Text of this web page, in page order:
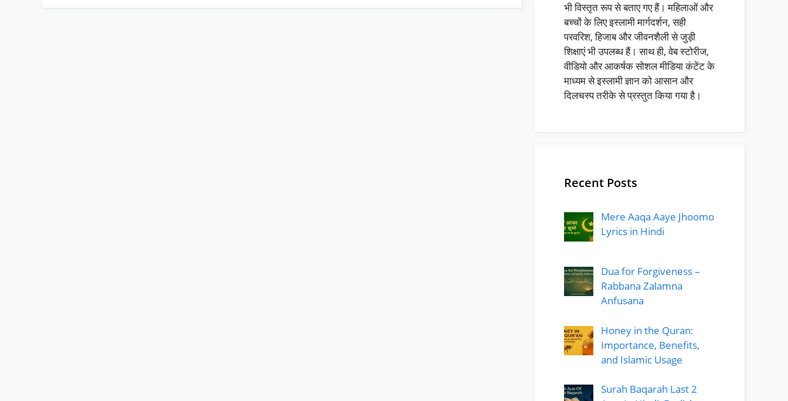
भी विस्तृत रूप से बताए गए हैं। महिलाओं और
बच्चों के लिए इस्लामी मार्गदर्शन, सही
परवरिश, हिजाब और जीवनशैली से जुड़ी
शिक्षाएं भी उपलब्ध हैं। साथ ही, वेब स्टोरीज,
वीडियो और आकर्षक सोशल मीडिया कंटेंट के
माध्यम से इस्लामी ज्ञान को आसान और
दिलचस्प तरीके से प्रस्तुत किया गया है।
Recent Posts
Mere Aaqa Aaye Jhoomo
Lyrics in Hindi
Dua for Forgiveness –
Rabbana Zalamna
Anfusana
Honey in the Quran:
Importance, Benefits,
and Islamic Usage
Surah Baqarah Last 2